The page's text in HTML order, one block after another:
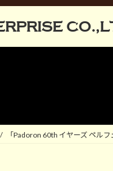
「Padoron 60th イヤーズ ペル